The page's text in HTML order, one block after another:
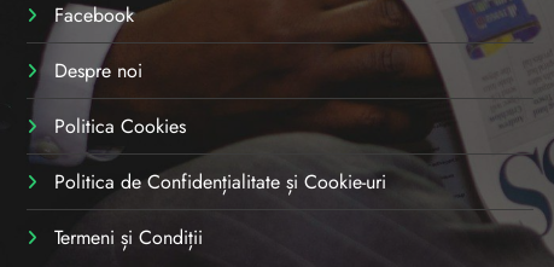
Facebook
Despre noi
Politica Cookies
Politica de Confidențialitate și Cookie-uri
Termeni și Condiții